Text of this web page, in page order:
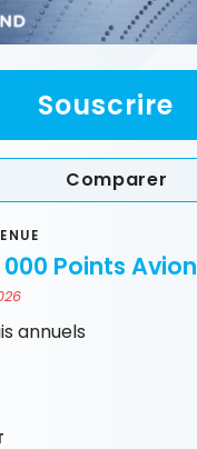
Souscrire
Comparer
Points Avion
annuels